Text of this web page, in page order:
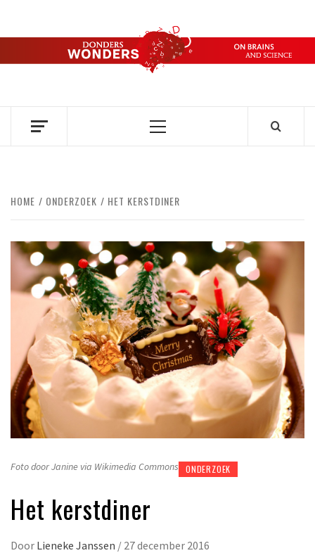
de
DONDERS
OVER HERSENEN EN WETENSCHAP // ON BRAINS AND
Primair
HOME ONDERZOEK HET KERSTDINER
Foto door Janine via Wikimedia Commons ONDERZOEK
Het kerstdiner
Door Lieneke Janssen / 27 december 2016